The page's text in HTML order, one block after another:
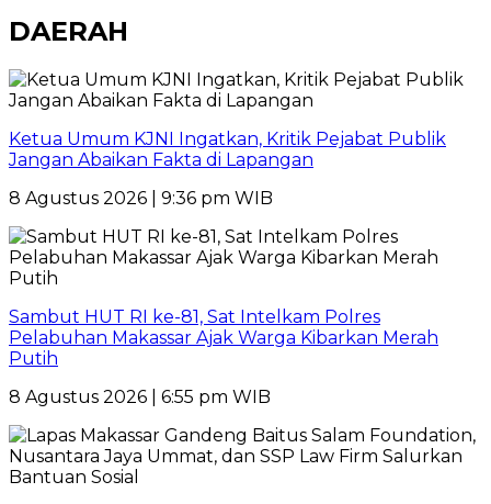
DAERAH
Ketua Umum KJNI Ingatkan, Kritik Pejabat Publik
Jangan Abaikan Fakta di Lapangan
8 Agustus 2026 | 9:36 pm WIB
Sambut HUT RI ke-81, Sat Intelkam Polres
Pelabuhan Makassar Ajak Warga Kibarkan Merah
Putih
8 Agustus 2026 | 6:55 pm WIB